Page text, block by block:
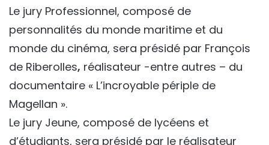
Le jury Professionnel, composé de
personnalités du monde maritime et du
monde du cinéma, sera présidé par François
de Riberolles, réalisateur -entre autres – du
documentaire « L’incroyable périple de
Magellan ».
Le jury Jeune, composé de lycéens et
d’étudiants, sera présidé par le réalisateur